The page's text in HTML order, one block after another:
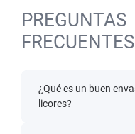
PREGUNTAS
FRECUENTES
¿Qué es un buen
licores?